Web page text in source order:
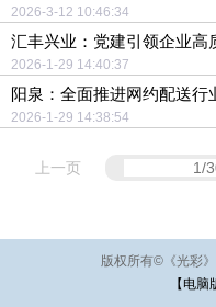
2026-3-12 10:46:34
汇丰兴业：党建引领企业高
2026-1-29 14:40:37
阳泉：全面推进网约配送行
2026-1-29 14:38:54
上一页
版权所有© 《光彩
【电脑